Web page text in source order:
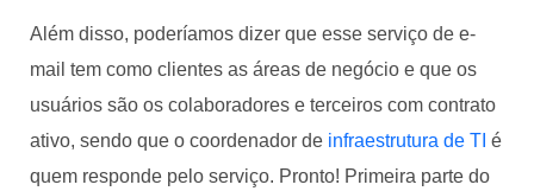
Além disso, poderíamos dizer que esse serviço de e-
mail tem como clientes as áreas de negócio e que os
usuários são os colaboradores e terceiros com contrato
ativo, sendo que o coordenador de infraestrutura de TI é
quem responde pelo serviço. Pronto! Primeira parte do